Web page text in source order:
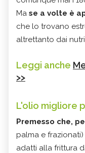
Ma se a volte è
che lo trovano
altrettanto dai
Leggi anche
>>
L'olio migliore
Premesso che,
palma e
adatti alla frittura